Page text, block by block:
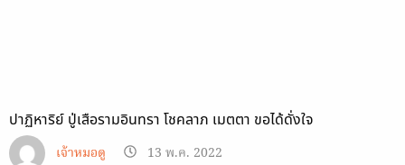
ปาฏิหาริย์ ปู่เสือรามอินทรา โชคลาภ เมตตา ขอได้ดั่งใจ
เจ้าหมอดู
13 พ.ค. 2022